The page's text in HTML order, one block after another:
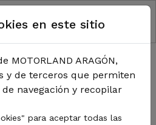
DE
en este sitio
MOTORLAND ARAGÓN,
y de terceros que permiten
navegación y recopilar
para aceptar todas las